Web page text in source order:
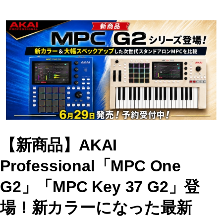
e
b
o
o
k
o
d
o
n
l
【新商品】AKAI
Professional「MPC One
G2」「MPC Key 37 G2」登
場！新カラーになった最新